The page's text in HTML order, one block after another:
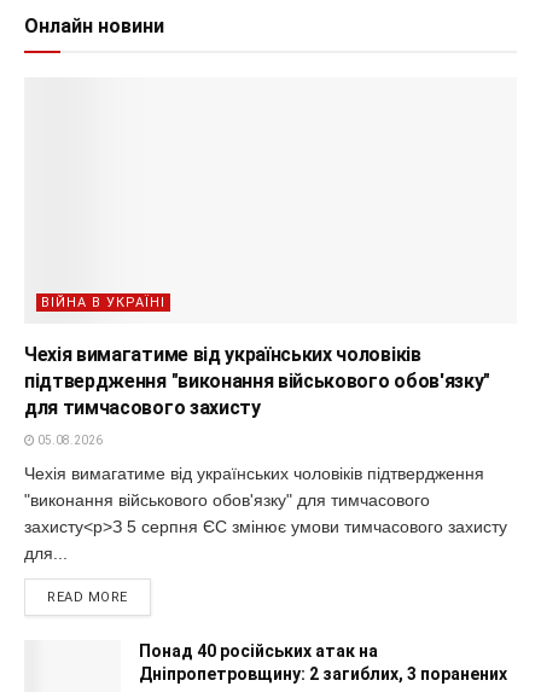
Онлайн новини
ВІЙНА В УКРАЇНІ
Чехія вимагатиме від українських чоловіків
підтвердження "виконання військового обов'язку"
для тимчасового захисту
05.08.2026
Чехія вимагатиме від українських чоловіків підтвердження
"виконання військового обов'язку" для тимчасового
захисту<p>З 5 серпня ЄС змінює умови тимчасового захисту
для...
READ MORE
Понад 40 російських атак на
Дніпропетровщину: 2 загиблих, 3 поранених